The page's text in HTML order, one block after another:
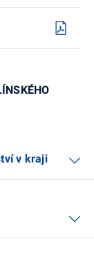
v kraji